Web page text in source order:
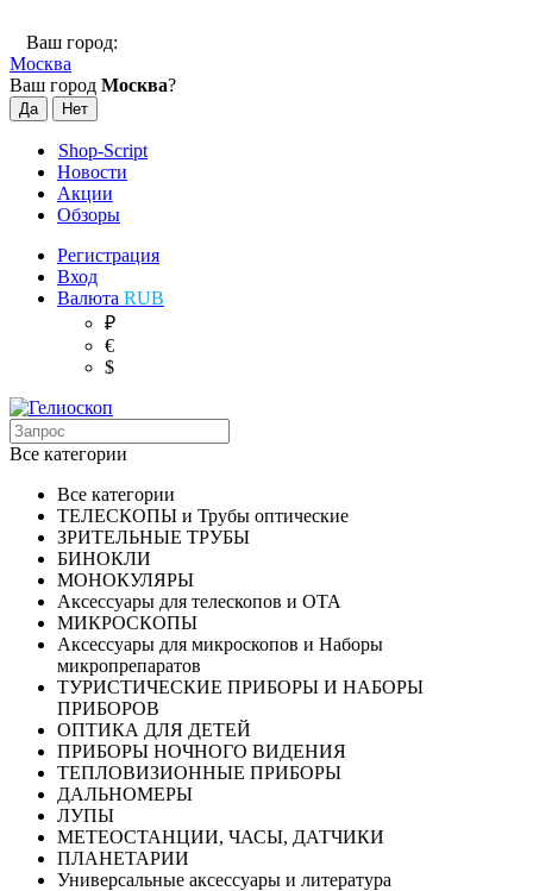
Ваш город:
Москва
Ваш город Москва?
Shop-Script
Новости
Акции
Обзоры
Регистрация
Вход
Валюта RUB
₽
€
$
Все категории
Все категории
ТЕЛЕСКОПЫ и Трубы оптические
ЗРИТЕЛЬНЫЕ ТРУБЫ
БИНОКЛИ
МОНОКУЛЯРЫ
Аксессуары для телескопов и ОТА
МИКРОСКОПЫ
Аксессуары для микроскопов и Наборы
микропрепаратов
ТУРИСТИЧЕСКИЕ ПРИБОРЫ И НАБОРЫ
ПРИБОРОВ
ОПТИКА ДЛЯ ДЕТЕЙ
ПРИБОРЫ НОЧНОГО ВИДЕНИЯ
ТЕПЛОВИЗИОННЫЕ ПРИБОРЫ
ДАЛЬНОМЕРЫ
ЛУПЫ
МЕТЕОСТАНЦИИ, ЧАСЫ, ДАТЧИКИ
ПЛАНЕТАРИИ
Универсальные аксессуары и литература